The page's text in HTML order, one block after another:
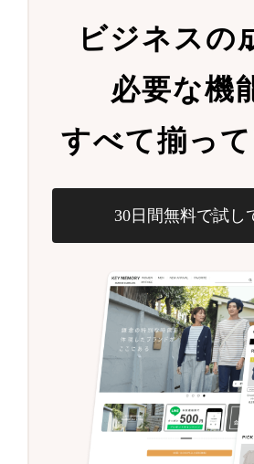
ビジネスの
必要な機
すべて揃っ
30日間無料で試し